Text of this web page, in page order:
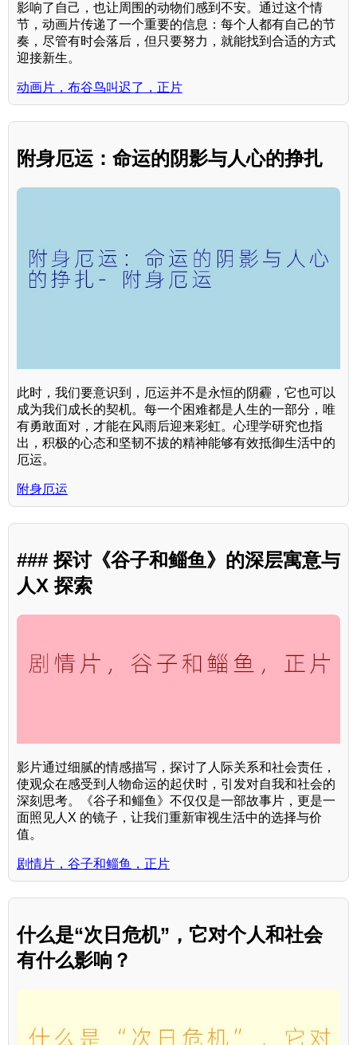
影响了自己，也让周围的动物们感到不安。通过这个情
节，动画片传递了一个重要的信息：每个人都有自己的节
奏，尽管有时会落后，但只要努力，就能找到合适的方式
迎接新生。
动画片，布谷鸟叫迟了，正片
附身厄运：命运的阴影与人心的挣扎
此时，我们要意识到，厄运并不是永恒的阴霾，它也可以
成为我们成长的契机。每一个困难都是人生的一部分，唯
有勇敢面对，才能在风雨后迎来彩虹。心理学研究也指
出，积极的心态和坚韧不拔的精神能够有效抵御生活中的
厄运。
附身厄运
### 探讨《谷子和鲻鱼》的深层寓意与
人X 探索
影片通过细腻的情感描写，探讨了人际关系和社会责任，
使观众在感受到人物命运的起伏时，引发对自我和社会的
深刻思考。《谷子和鲻鱼》不仅仅是一部故事片，更是一
面照见人X 的镜子，让我们重新审视生活中的选择与价
值。
剧情片，谷子和鲻鱼，正片
什么是“次日危机”，它对个人和社会
有什么影响？